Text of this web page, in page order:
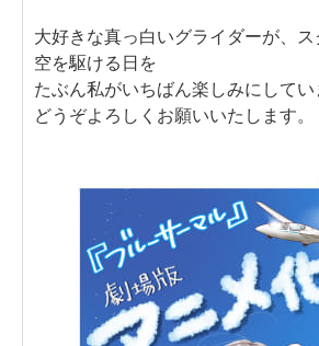
大好きな真っ白いグライダーが、
空を駆ける日を
たぶん私がいちばん楽しみにしてい
どうぞよろしくお願いいたします。